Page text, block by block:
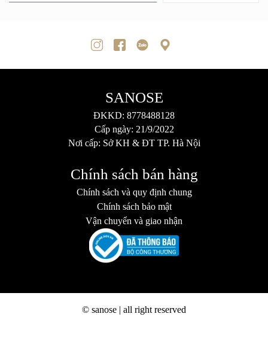
SANOSE
ĐKKD: 8778488128
Cấp ngày: 21/9/2022
Nơi cấp: Sở KH & ĐT TP. Hà Nội
Chính sách bán hàng
Chính sách và quy định chung
Chính sách bảo mật
Vận chuyển và giao nhận
© sanose | all right reserved